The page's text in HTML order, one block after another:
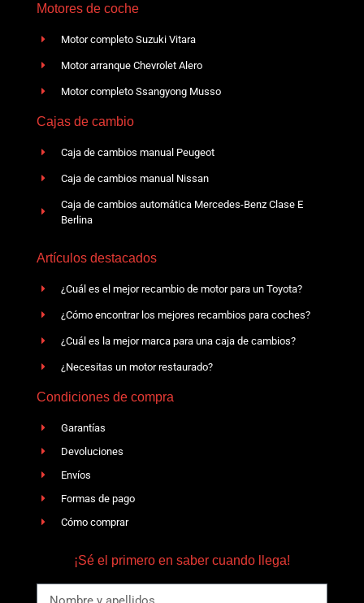
Motores de coche
Motor completo Suzuki Vitara
Motor arranque Chevrolet Alero
Motor completo Ssangyong Musso
Cajas de cambio
Caja de cambios manual Peugeot
Caja de cambios manual Nissan
Caja de cambios automática Mercedes-Benz Clase E
Berlina
Artículos destacados
¿Cuál es el mejor recambio de motor para un Toyota?
¿Cómo encontrar los mejores recambios para coches?
¿Cuál es la mejor marca para una caja de cambios?
¿Necesitas un motor restaurado?
Condiciones de compra
Garantías
Devoluciones
Envíos
Formas de pago
Cómo comprar
¡Sé el primero en saber cuando llega!